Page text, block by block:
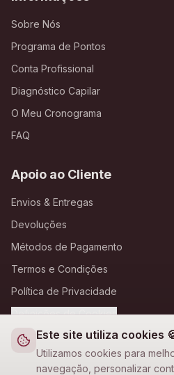
Este site utiliza cookies
Utilizamos cookies para
navegação, personalizar
Sobre Nós
Programa de Pontos
Conta Profissional
Diagnóstico Capilar
O Meu Cronograma
FAQ
Apoio ao Cliente
Envios & Entregas
Devoluções
Métodos de Pagamento
Termos e Condições
Política de Privacidade
Definições de Cookies
A Loja Nova